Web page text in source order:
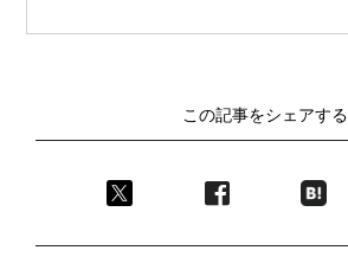
この記事をシェアする